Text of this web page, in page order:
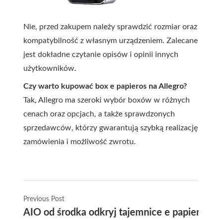
Nie, przed zakupem należy sprawdzić rozmiar oraz
kompatybilność z własnym urządzeniem. Zalecane
jest dokładne czytanie opisów i opinii innych
użytkowników.
Czy warto kupować box e papieros na Allegro?
Tak, Allegro ma szeroki wybór boxów w różnych
cenach oraz opcjach, a także sprawdzonych
sprzedawców, którzy gwarantują szybką realizację
zamówienia i możliwość zwrotu.
Previous Post
AIO od środka odkryj tajemnice e